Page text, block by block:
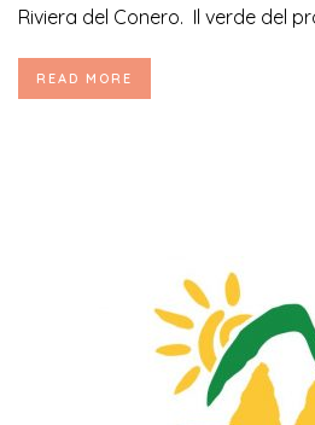
Riviera del Conero. Il verde del
READ MORE